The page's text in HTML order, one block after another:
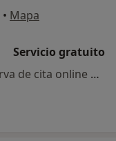
• Mapa
Servicio gratuito
Este especialista no ofrece reserva de cita online en esta dirección.